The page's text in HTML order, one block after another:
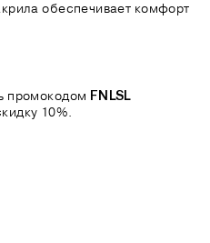
обеспечивает комфорт
промокодом FNLSL
10%.